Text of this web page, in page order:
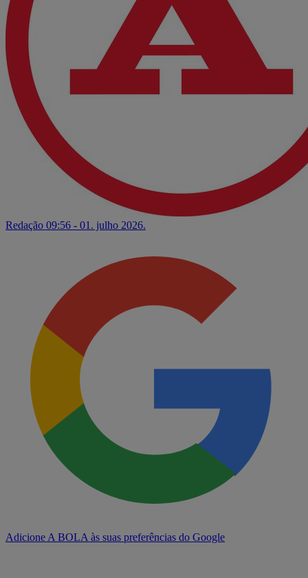
Redação 09:56 - 01. julho 2026.
Adicione A BOLA às suas preferências do Google